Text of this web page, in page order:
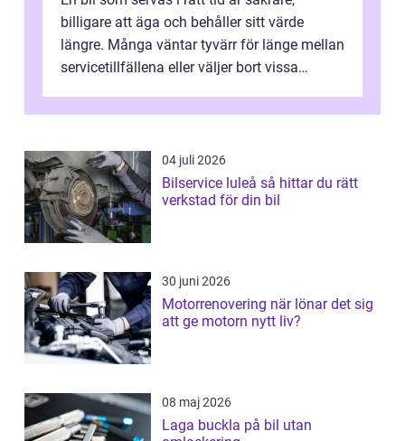
billigare att äga och behåller sitt värde
längre. Många väntar tyvärr för länge mellan
servicetillfällena eller väljer bort vissa
04 juli 2026
Bilservice luleå så hittar du rätt
verkstad för din bil
30 juni 2026
Motorrenovering när lönar det sig
att ge motorn nytt liv?
08 maj 2026
Laga buckla på bil utan